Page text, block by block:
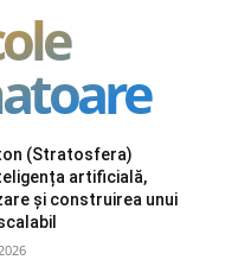
(Stratosfera)
artificială,
și construirea unui